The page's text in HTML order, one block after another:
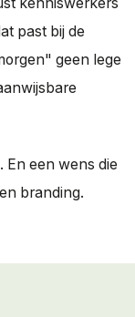
past bij de
geen lege
En een wens die
branding.